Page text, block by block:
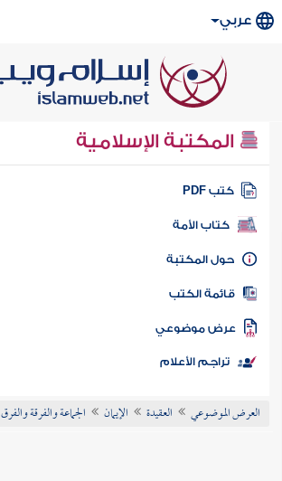
عربي
المكتبة الإسلامية
كتب PDF
كتاب الأمة
المكتبة
الكتب
موضوعي
تراجم الأعلام
العرض الموضوعي العقيدة الإيمان الجماعة والفرقة والفرق